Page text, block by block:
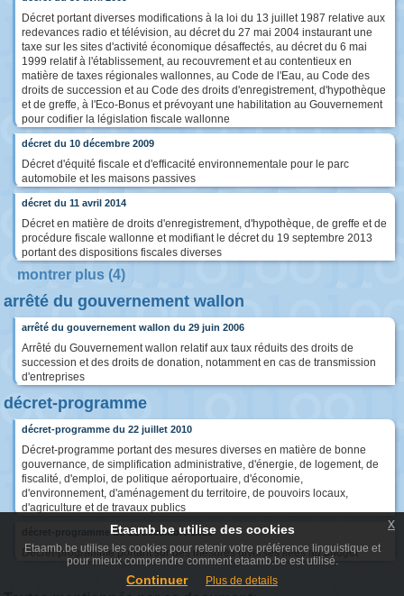
Décret portant diverses modifications à la loi du 13 juillet 1987 relative aux
redevances radio et télévision, au décret du 27 mai 2004 instaurant une
taxe sur les sites d'activité économique désaffectés, au décret du 6 mai
1999 relatif à l'établissement, au recouvrement et au contentieux en
matière de taxes régionales wallonnes, au Code de l'Eau, au Code des
droits de succession et au Code des droits d'enregistrement, d'hypothèque
et de greffe, à l'Eco-Bonus et prévoyant une habilitation au Gouvernement
pour codifier la législation fiscale wallonne
décret du 10 décembre 2009
Décret d'équité fiscale et d'efficacité environnementale pour le parc
automobile et les maisons passives
décret du 11 avril 2014
Décret en matière de droits d'enregistrement, d'hypothèque, de greffe et de
procédure fiscale wallonne et modifiant le décret du 19 septembre 2013
portant des dispositions fiscales diverses
montrer plus (4)
arrêté du gouvernement wallon
arrêté du gouvernement wallon du 29 juin 2006
Arrêté du Gouvernement wallon relatif aux taux réduits des droits de
succession et des droits de donation, notamment en cas de transmission
d'entreprises
décret-programme
décret-programme du 22 juillet 2010
Décret-programme portant des mesures diverses en matière de bonne
gouvernance, de simplification administrative, d'énergie, de logement, de
fiscalité, d'emploi, de politique aéroportuaire, d'économie,
d'environnement, d'aménagement du territoire, de pouvoirs locaux,
d'agriculture et de travaux publics
décret-programme du 21 décembre 2016
Décret-programme portant sur des mesures diverses liées au budget
Etaamb.be utilise des cookies
Etaamb.be utilise les cookies pour retenir votre préférence linguistique et
pour mieux comprendre comment etaamb.be est utilisé.
Continuer Plus de details
x